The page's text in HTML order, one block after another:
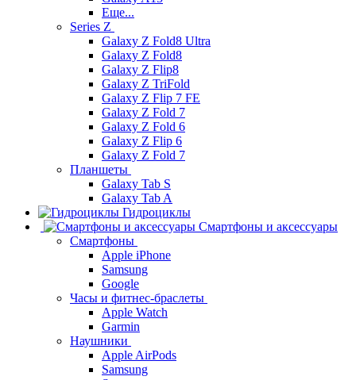
Еще...
Series Z
Galaxy Z Fold8 Ultra
Galaxy Z Fold8
Galaxy Z Flip8
Galaxy Z TriFold
Galaxy Z Flip 7 FE
Galaxy Z Fold 7
Galaxy Z Fold 6
Galaxy Z Flip 6
Galaxy Z Fold 7
Планшеты
Galaxy Tab S
Galaxy Tab A
Гидроциклы
Смартфоны и аксессуары
Смартфоны
Apple iPhone
Samsung
Google
Часы и фитнес-браслеты
Apple Watch
Garmin
Наушники
Apple AirPods
Samsung